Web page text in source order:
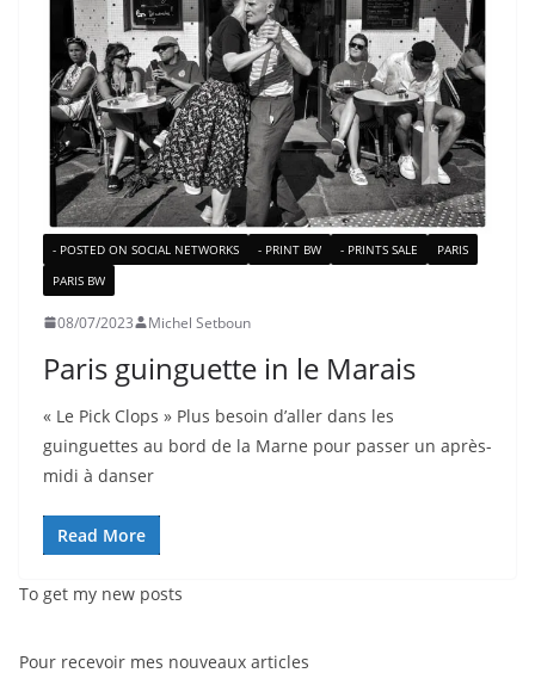
- POSTED ON SOCIAL NETWORKS - PRINT BW - PRINTS SALE
PARIS
PARIS BW
08/07/2023 Michel Setboun
Paris guinguette in le Marais
« Le Pick Clops » Plus besoin d’aller dans les
guinguettes au bord de la Marne pour passer un après-
midi à danser
Read More
To get my new posts
Pour recevoir mes nouveaux articles